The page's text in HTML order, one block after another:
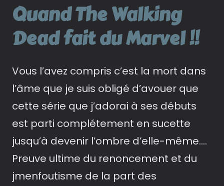
Quand The Walking
Dead fait du Marvel !!
Vous l’avez compris c’est la mort dans
l’âme que je suis obligé d’avouer que
cette série que j’adorai à ses débuts
est parti complétement en sucette
jusqu’à devenir l’ombre d’elle-même….
Preuve ultime du renoncement et du
jmenfoutisme de la part des